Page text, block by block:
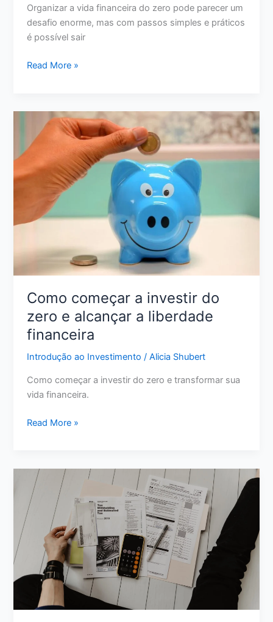
Organizar a vida financeira do zero pode parecer um
desafio enorme, mas com passos simples e práticos
é possível sair
Como
Vida
Financeira
do
Zero:
Passo
Passo
para
Sair
Caos
Read More »
Como começar a investir do
zero e alcançar a liberdade
financeira
Introdução ao Investimento /Alicia Shubert
Como começar a investir do zero e transformar sua
vida financeira.
Como
investir
do
zero
e
alcançar
liberdade
financeira
Read More »